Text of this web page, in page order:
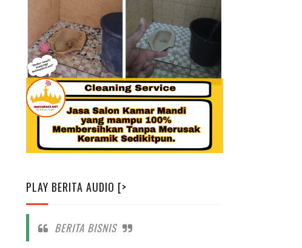
PLAY BERITA AUDIO [>
BERITA BISNIS